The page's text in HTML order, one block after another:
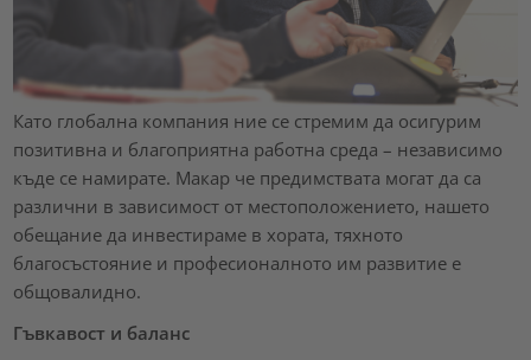
Като глобална компания ние се стремим да осигурим
позитивна и благоприятна работна среда – независимо
къде се намирате. Макар че предимствата могат да са
различни в зависимост от местоположението, нашето
обещание да инвестираме в хората, тяхното
благосъстояние и професионалното им развитие е
общовалидно.
Гъвкавост и баланс